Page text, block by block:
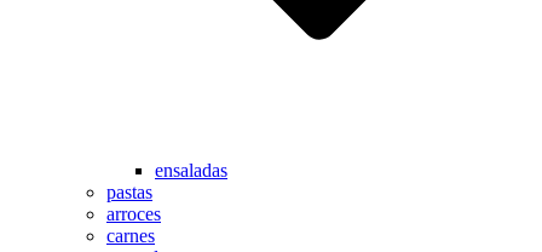
ensaladas
pastas
arroces
carnes